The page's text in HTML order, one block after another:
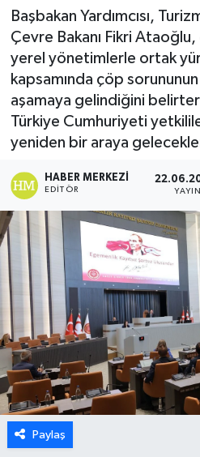
Başbakan Yardımcısı,
Çevre Bakanı Fikri
yerel yönetimlerle ortak
kapsamında çöp
aşamaya gelindiğini
Türkiye Cumhuriyeti
yeniden bir araya
HABER MERKEZI
EDITÖR
Paylaş
DÜNYA
EĞİTİM
EKONOMİ
ENGLISH
ESENTEPE
GAZİMAĞUSA
GİRNE
GÜNDEM
GÜNEY KIBRIS
İÇ HABERLER
KÜLTÜR SANAT
Son Dakika Haberleri
Haber Arşivi